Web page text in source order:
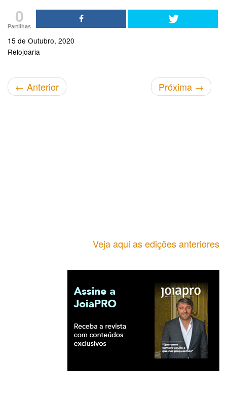
0
Partilhas
15 de Outubro, 2020
Relojoaria
← Anterior Próxima →
Veja aqui as edições anteriores